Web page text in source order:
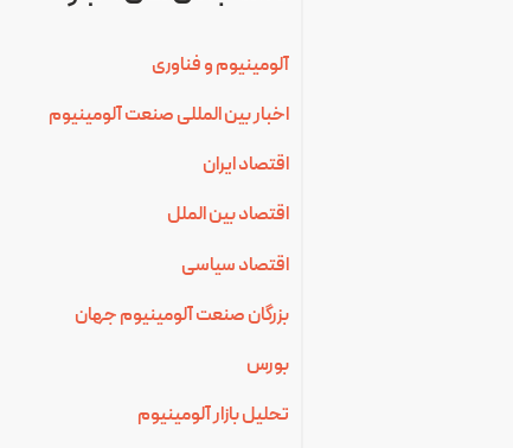
آلومینیوم و فناوری
اخبار بین المللی صنعت آلومینیوم
اقتصاد ایران
اقتصاد بین الملل
اقتصاد سیاسی
بزرگان صنعت آلومینیوم جهان
بورس
تحلیل بازار آلومینیوم